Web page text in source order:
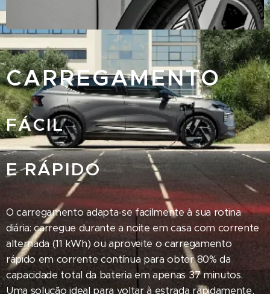
CARREGAMENTO
FÁCIL
E RÁPIDO
O carregamento adapta-se facilmente à sua rotina
diária: carregue durante a noite em casa com corrente
alternada (11 kWh) ou aproveite o carregamento
rápido em corrente contínua para obter 80% da
capacidade total da bateria em apenas 37 minutos.
Uma solução ideal para voltar à estrada rapidamente,